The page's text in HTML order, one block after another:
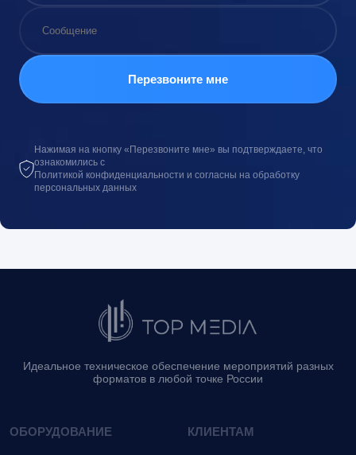
Нажимая на кнопку «Перезвоните мне» вы подтверждаете, что
ознакомились с
Политикой конфиденциальности и согласны на обработку
персональных данных
Идеальное техническое обеспечение мероприятий разных
форматов в любой точке России
ОБОРУДОВАНИЕ КЛИЕНТАМ